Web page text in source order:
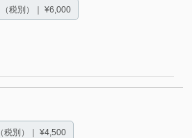
（税別）｜ ¥6,000
（税別）｜ ¥4,500